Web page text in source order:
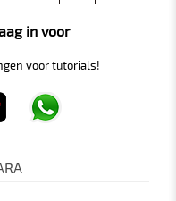
in voor
voor tutorials!